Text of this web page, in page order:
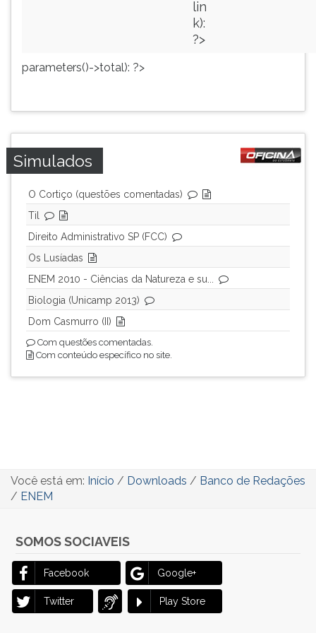
lin
k):
?>
parameters()->total): ?>
Simulados
O Cortiço (questões comentadas)
Til
Direito Administrativo SP (FCC)
Os Lusíadas
ENEM 2010 - Ciências da Natureza e su...
Biologia (Unicamp 2013)
Dom Casmurro (II)
Com questões comentadas.
Com conteúdo específico no site.
Você está em: Início / Downloads / Banco de Redações
/ ENEM
SOMOS SOCIAVEIS
Facebook Google+
Twitter Play Store